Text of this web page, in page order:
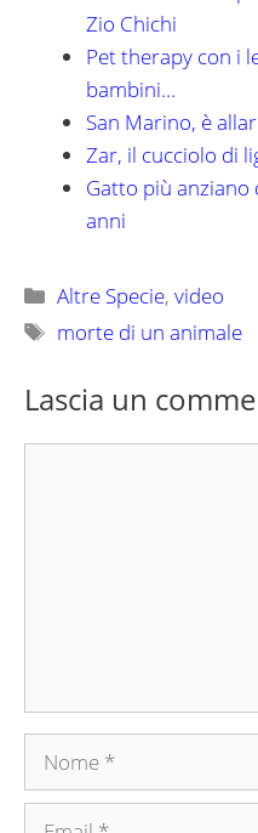
Zio Chichi
Pet therapy con i
bambini…
San Marino, è
Zar, il cucciolo di
Gatto più anziano
anni
Categorie
Altre Specie,video
Tag
morte di un animale
Lascia un
Nome
Email